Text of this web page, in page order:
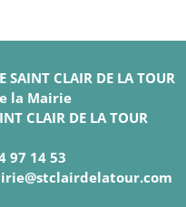
SAINT CLAIR DE LA TOUR
la Mairie
CLAIR DE LA TOUR
97 14 53